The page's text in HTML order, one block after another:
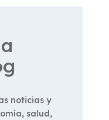
noticias y
salud,